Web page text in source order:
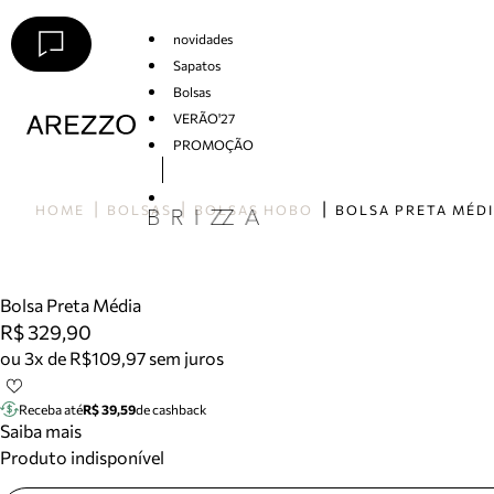
novidades
Sapatos
Bolsas
VERÃO'27
PROMOÇÃO
HOME BOLSAS BOLSAS HOBO BOLSA PRETA
Bolsa Preta Média
R$ 329,90
ou 3x de R$109,97 sem juros
Receba atéR$ 39,59de cashback
Saiba mais
Produto indisponível